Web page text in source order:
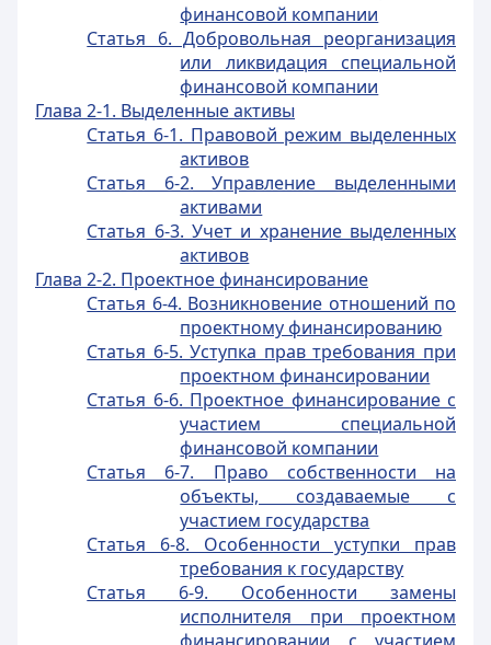
финансовой компании
Статья 6. Добровольная реорганизация
или ликвидация специальной
финансовой компании
Глава 2-1. Выделенные активы
Статья 6-1. Правовой режим выделенных
активов
Статья 6-2. Управление выделенными
активами
Статья 6-3. Учет и хранение выделенных
активов
Глава 2-2. Проектное финансирование
Статья 6-4. Возникновение отношений по
проектному финансированию
Статья 6-5. Уступка прав требования при
проектном финансировании
Статья 6-6. Проектное финансирование с
участием специальной
финансовой компании
Статья 6-7. Право собственности на
объекты, создаваемые с
участием государства
Статья 6-8. Особенности уступки прав
требования к государству
Статья 6-9. Особенности замены
исполнителя при проектном